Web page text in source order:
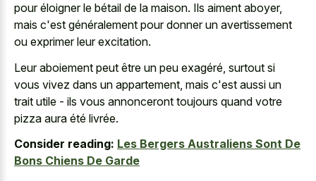
pour éloigner le bétail de la maison. Ils aiment aboyer,
mais c'est généralement pour donner un avertissement
ou exprimer leur excitation.
Leur aboiement peut être un peu exagéré, surtout si
vous vivez dans un appartement, mais c'est aussi un
trait utile - ils vous annonceront toujours quand votre
pizza aura été livrée.
Consider reading: Les Bergers Australiens Sont De
Bons Chiens De Garde